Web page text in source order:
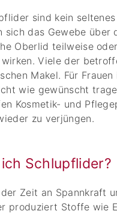
sind kein
sich das Gewebe
Oberlid teilweise
Viele der
Makel. Für
wie gewünscht
Kosmetik- und
zu verjüngen.
Schlupflider?
Zeit an Spannkraft
produziert Stoffe wie